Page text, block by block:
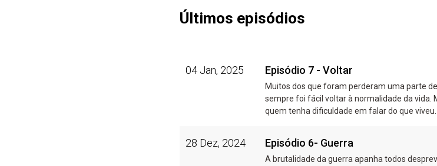
Últimos episódios
04 Jan, 2025 Episódio 7 - Voltar
Muitos dos que foram perderam uma parte
sempre foi fácil voltar à normalidade da vida.
quem tenha dificuldade em falar do que
28 Dez, 2024 Episódio 6- Guerra
A brutalidade da guerra apanha todos